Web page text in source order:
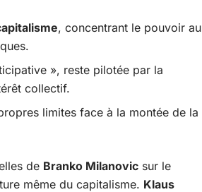
, concentrant le pouvoir au
», reste pilotée par la
collectif.
limites face à la montée de la
de Branko Milanovic sur le
même du capitalisme. Klaus